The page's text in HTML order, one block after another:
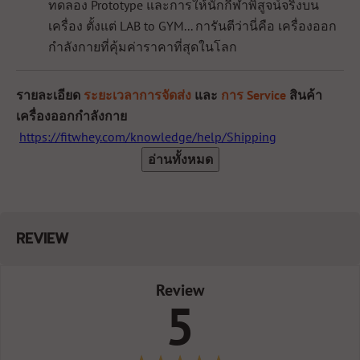
ทดลอง Prototype และการให้นักกีฬาพิสูจน์จริงบน
เครื่อง ตั้งแต่ LAB to GYM... การันตีว่านี่คือ เครื่องออก
กำลังกายที่คุ้มค่าราคาที่สุดในโลก
รายละเอียด ระยะเวลาการจัดส่ง และ การ Service สินค้า
เครื่องออกกำลังกาย
https://fitwhey.com/knowledge/help/Shipping
อ่านทั้งหมด
REVIEW
Review
5